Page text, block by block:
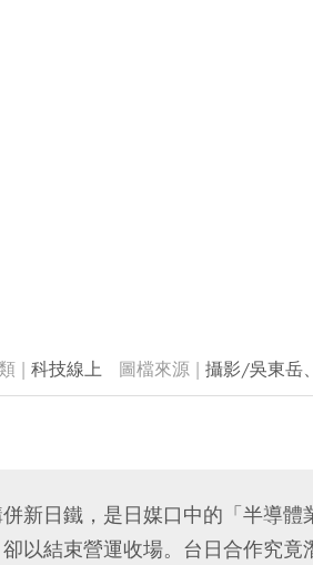
科技線上 攝影/吳東岳
新日鐵，是日媒口中的「半導
以結束營運收場。台日合作究